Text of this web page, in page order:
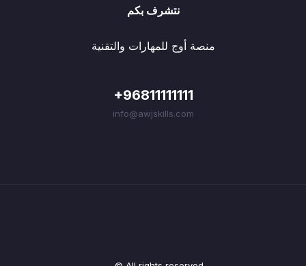
نتشرف بكم
منصة أوج للمهارات والتقنية
+96811111111
info@awjskills.com